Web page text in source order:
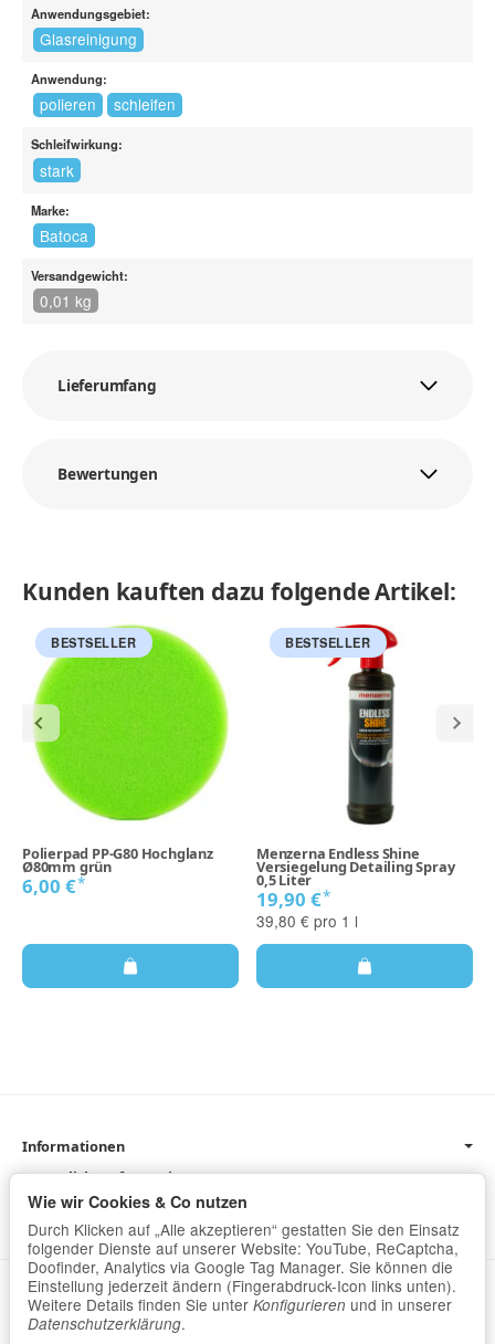
Anwendungsgebiet:
Glasreinigung
Anwendung:
polieren schleifen
Schleifwirkung:
stark
Marke:
Batoca
Versandgewicht:
0,01 kg
Lieferumfang
Bewertungen
Kunden kauften dazu folgende Artikel:
BESTSELLER
Polierpad PP-G80 Hochglanz
Ø80mm grün
6,00 €*
BESTSELLER
Menzerna Endless Shine
Versiegelung Detailing Spray
0,5 Liter
19,90 €*
39,80 € pro 1 l
Informationen
Gesetzliche Informationen
Newsletter
Datenschutz•Impressum
Vertrag widerrufen
Wie wir Cookies & Co nutzen
Durch Klicken auf „Alle akzeptieren“ gestatten Sie den Einsatz
folgender Dienste auf unserer Website: YouTube, ReCaptcha,
Doofinder, Analytics via Google Tag Manager. Sie können die
Einstellung jederzeit ändern (Fingerabdruck-Icon links unten).
Weitere Details finden Sie unter Konfigurieren und in unserer
Datenschutzerklärung.